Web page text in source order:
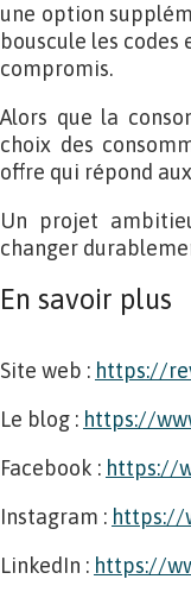
une option
bouscule les
compromis.
Alors que la
choix des
offre qui répond
Un projet
changer
En savoir plus
Site web : https://
Le blog : https://
Facebook : https://
Instagram : https://
LinkedIn : https://